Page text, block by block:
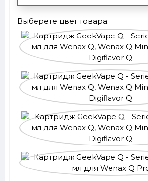
Выберете цвет товара: